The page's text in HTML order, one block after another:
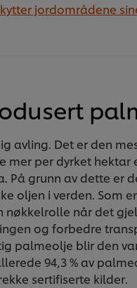
jordområdene
avling. Det er den
mer per dyrket hektar
På grunn av dette er
oljen i verden. Som
nøkkelrolle når det
og forbedre
palmeolje blir den
94,3 % av
sertifiserte kilder.